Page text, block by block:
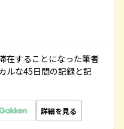
在することになった筆者
ルな45日間の記録と記
詳細を見る